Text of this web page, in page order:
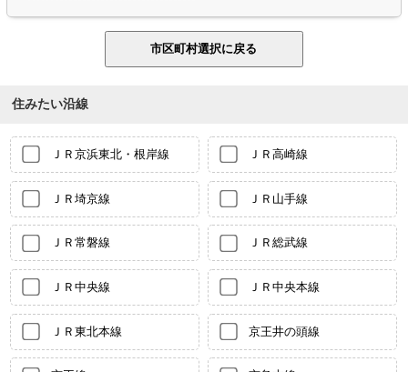
住みたい沿線
ＪＲ京浜東北・根岸線 ＪＲ高崎線
ＪＲ埼京線 ＪＲ山手線
ＪＲ常磐線 ＪＲ総武線
ＪＲ中央線 ＪＲ中央本線
ＪＲ東北本線 京王井の頭線